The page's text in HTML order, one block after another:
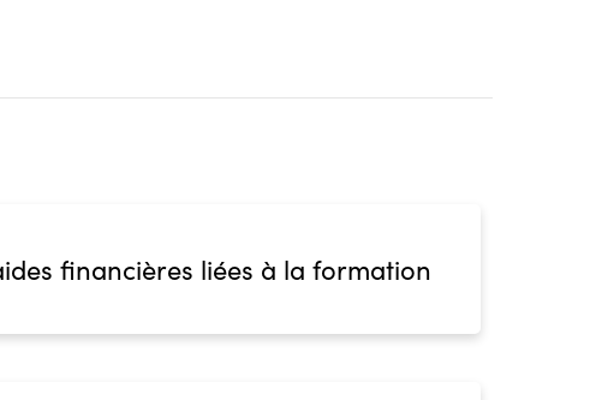
financières liées à la formation